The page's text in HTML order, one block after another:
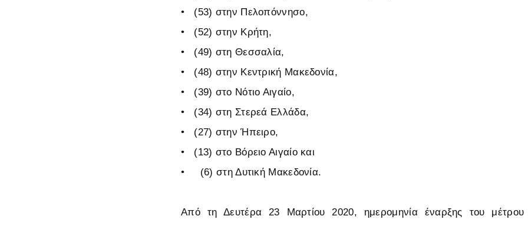
•
(53) στην Πελοπόννησο,
•
(52) στην Κρήτη,
•
(49) στη Θεσσαλία,
•
(48) στην Κεντρική Μακεδονία,
•
(39) στο Νότιο Αιγαίο,
•
(34) στη Στερεά Ελλάδα,
•
(27) στην Ήπειρο,
•
(13) στο Βόρειο Αιγαίο και
•
(6) στη Δυτική Μακεδονία.
Από τη Δευτέρα 23 Μαρτίου 2020, ημερομηνία έναρξης του μέτρου